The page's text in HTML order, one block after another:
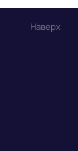
Наверх